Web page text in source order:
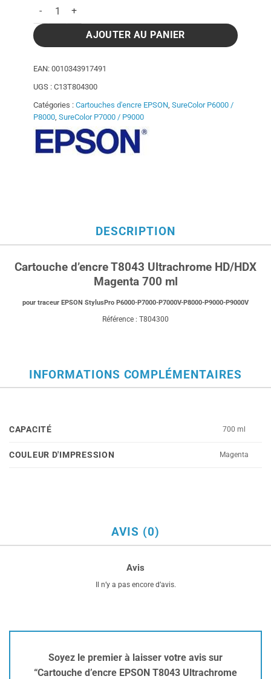
quantité de Cartouche d'encre EPSON T8043 Ultrachrome
AJOUTER AU PANIER
EAN: 0010343917491
UGS : C13T804300
Catégories : Cartouches d'encre EPSON SureColor P6000 /
P8000 SureColor P7000 / P9000
DESCRIPTION
Cartouche d’encre T8043 Ultrachrome HD/HDX
Magenta 700 ml
pour traceur EPSON StylusPro P6000-P7000-P7000V-P8000-P9000-P9000V
Référence : T804300
INFORMATIONS COMPLÉMENTAIRES
CAPACITÉ 700 ml
COULEUR D'IMPRESSION Magenta
AVIS (0)
Avis
Il n’y a pas encore d’avis.
Soyez le premier à laisser votre avis sur
“Cartouche d’encre EPSON T8043 Ultrachrome